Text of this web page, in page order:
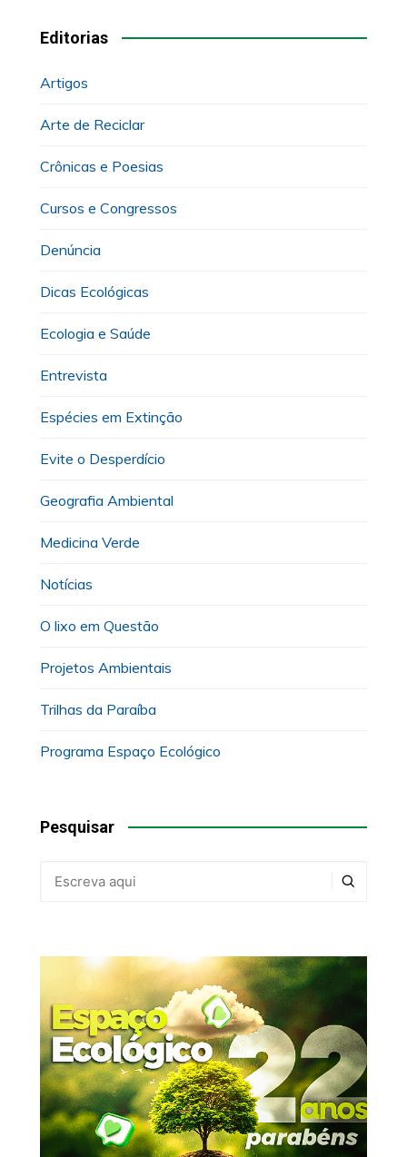
Editorias
Artigos
Arte de Reciclar
Crônicas e Poesias
Cursos e Congressos
Denúncia
Dicas Ecológicas
Ecologia e Saúde
Entrevista
Espécies em Extinção
Evite o Desperdício
Geografia Ambiental
Medicina Verde
Notícias
O lixo em Questão
Projetos Ambientais
Trilhas da Paraíba
Programa Espaço Ecológico
Pesquisar